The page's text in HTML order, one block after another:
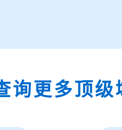
询更多顶级